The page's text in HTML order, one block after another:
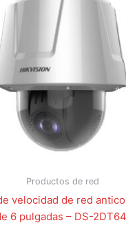
Productos de red
velocidad de red
6 pulgadas – DS-